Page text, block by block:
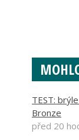
TEST:
Bronze
před 20